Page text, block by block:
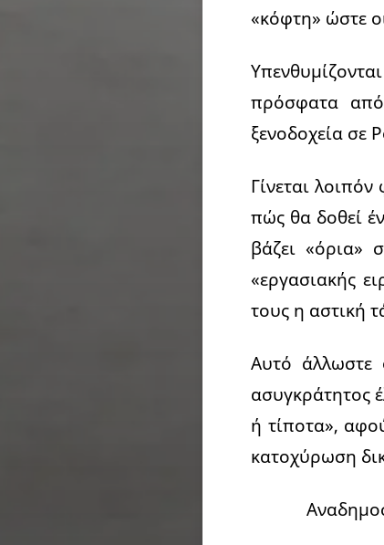
«κόφτη» ώστε
πρόσφατα
ξενοδοχεία σε
Γίνεται
πώς θα δοθεί
βάζει «όρια»
«εργασιακής
τους η αστική
Αυτό άλλωστε
ασυγκράτητος
ή τίποτα»,
κατοχύρωση